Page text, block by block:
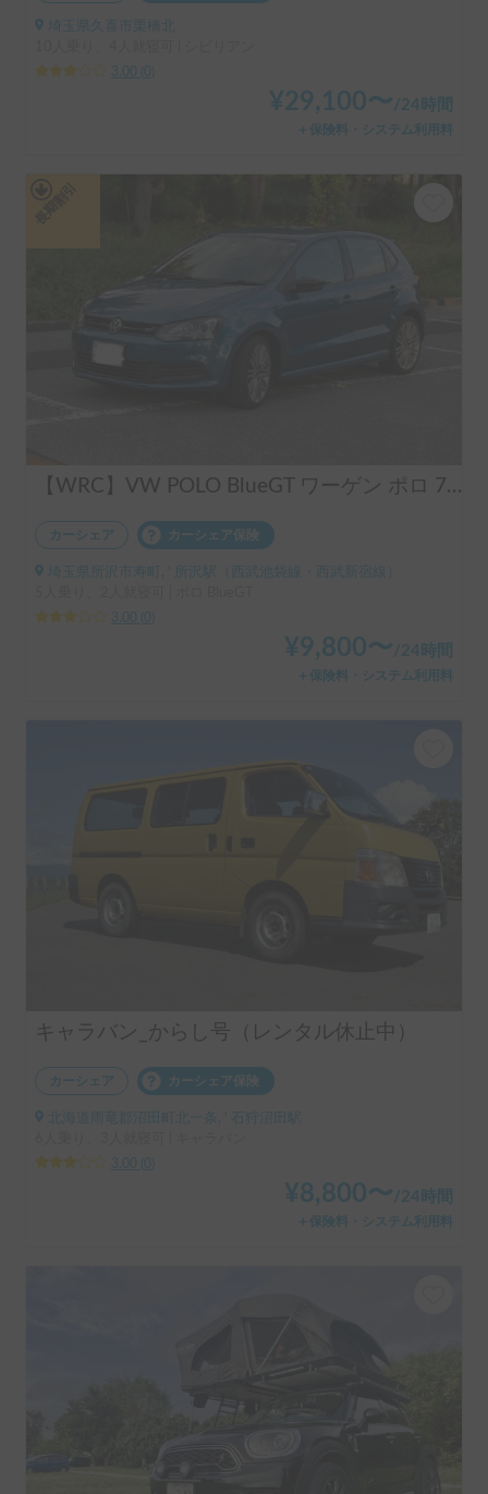
埼玉県久喜市栗橋北
3.00
¥29,100〜 /24時間
＋保険料・システム利用料
【WRC】VW POLO BlueGT ワーゲン ポロ 7速 ダウンサイジングターボ
カーシェア カーシェア保険
埼玉県所沢市寿町, ' 所沢駅（西武池袋線・西武新宿線）
3.00
¥9,800〜 /24時間
＋保険料・システム利用料
キャラバン_からし号（レンタル休止中）
カーシェア カーシェア保険
北海道雨竜郡沼田町北一条, ' 石狩沼田駅
3.00
¥8,800〜 /24時間
＋保険料・システム利用料